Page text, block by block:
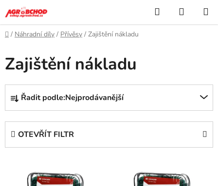
na
obsah
Hledat
KOŠÍK
Domů
/ Náhradní díly / Přívěsy / Zajištění nákladu
Zajištění nákladu
Ř
z
Řadit podle:Nejprodávanější
OTEVŘÍT FILTR